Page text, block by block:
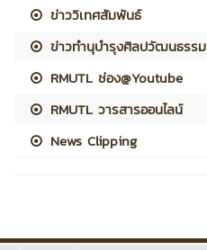
ข่าววิเทศสัมพันธ์
ข่าวทำนุบำรุงศิลปวัฒนธรรม
RMUTL ช่อง@Youtube
RMUTL วารสารออนไลน์
News Clipping